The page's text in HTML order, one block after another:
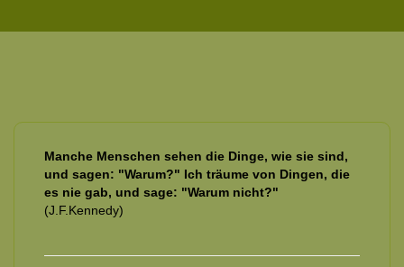
Manche Menschen sehen die Dinge, wie sie sind,
und sagen: "Warum?" Ich träume von Dingen, die
es nie gab, und sage: "Warum nicht?"
(J.F.Kennedy)